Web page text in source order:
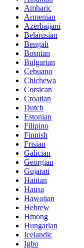
Amharic
Armenian
Azerbaijani
Belarusian
Bengali
Bosnian
Bulgarian
Cebuano
Chichewa
Corsican
Croatian
Dutch
Estonian
Filipino
Finnish
Frisian
Galician
Georgian
Gujarati
Haitian
Hausa
Hawaiian
Hebrew
Hmong
Hungarian
Icelandic
Igbo